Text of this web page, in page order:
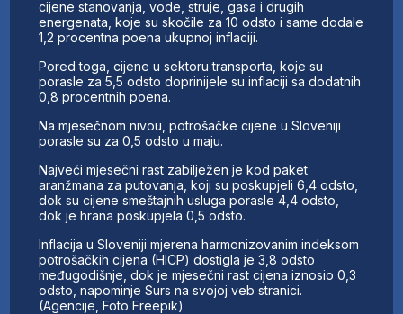
cijene stanovanja, vode, struje, gasa i drugih
energenata, koje su skočile za 10 odsto i same dodale
1,2 procentna poena ukupnoj inflaciji.
Pored toga, cijene u sektoru transporta, koje su
porasle za 5,5 odsto doprinijele su inflaciji sa dodatnih
0,8 procentnih poena.
Na mjesečnom nivou, potrošačke cijene u Sloveniji
porasle su za 0,5 odsto u maju.
Najveći mjesečni rast zabilježen je kod paket
aranžmana za putovanja, koji su poskupjeli 6,4 odsto,
dok su cijene smeštajnih usluga porasle 4,4 odsto,
dok je hrana poskupjela 0,5 odsto.
Inflacija u Sloveniji mjerena harmonizovanim indeksom
potrošačkih cijena (HICP) dostigla je 3,8 odsto
međugodišnje, dok je mjesečni rast cijena iznosio 0,3
odsto, napominje Surs na svojoj veb stranici.
(Agencije, Foto Freepik)